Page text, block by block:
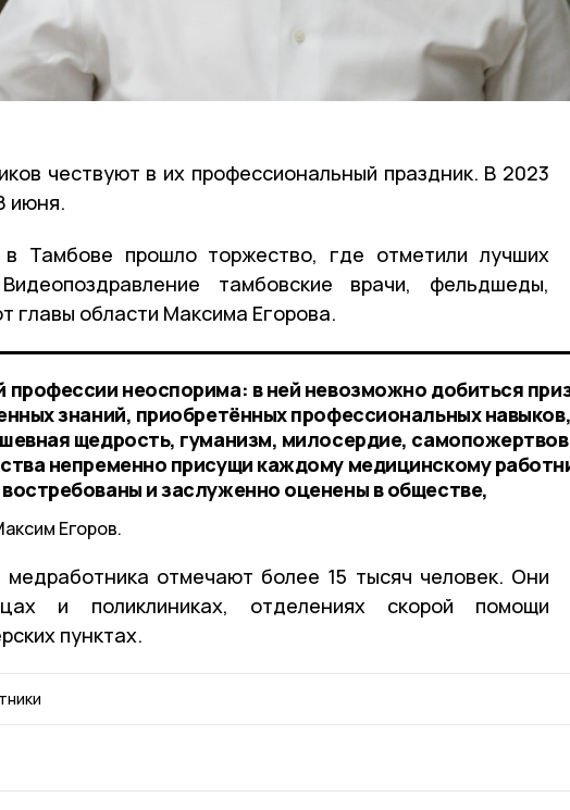
чествуют в их профессиональный праздник. В 2023
июня.
в Тамбове прошло торжество, где отметили лучших
тамбовские врачи, фельдшеды,
главы области Максима Егорова.
профессии неоспорима: в ней невозможно добиться
знаний, приобретённых профессиональных навыков,
щедрость, гуманизм, милосердие,
непременно присущи каждому медицинскому
и заслуженно оценены в обществе,
Егоров.
отмечают более 15 тысяч человек. Они
и поликлиниках, отделениях скорой помощи
пунктах.